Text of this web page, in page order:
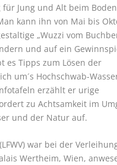
für Jung und Alt beim
kann ihn von Mai bis
„Wuzzi vom
und auf ein
es Tipps zum Lösen der
um´s Hochschwab-
erzählt er urige
zu Achtsamkeit im
und der Natur auf.
(LFWV) war bei der
Wertheim, Wien,